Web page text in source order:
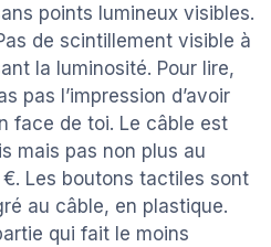
points lumineux visibles.
de scintillement visible à
la luminosité. Pour lire,
pas l’impression d’avoir
face de toi. Le câble est
mais pas non plus au
Les boutons tactiles sont
au câble, en plastique.
qui fait le moins